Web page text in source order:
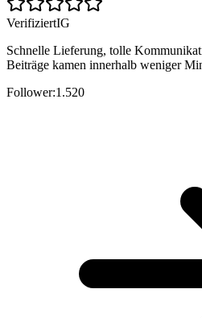
VerifiziertIG
Schnelle Lieferung, tolle
Beiträge kamen innerhalb weniger
Follower:1.520